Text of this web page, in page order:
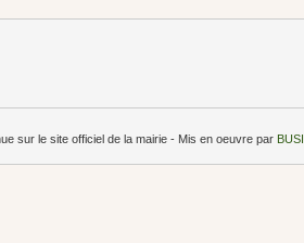
sur le site officiel de la mairie - Mis en oeuvre par